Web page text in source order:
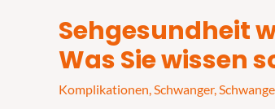
Sehgesundheit
Was Sie wissen
Komplikationen,Schwanger,
Sehgesundheit
während
Schwangerschaft: